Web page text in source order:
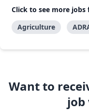
Click to see more jobs
Agriculture
Want to
job